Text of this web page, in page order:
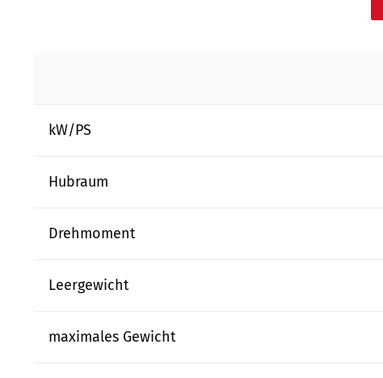
kW/PS
Hubraum
Drehmoment
Leergewicht
maximales Gewicht